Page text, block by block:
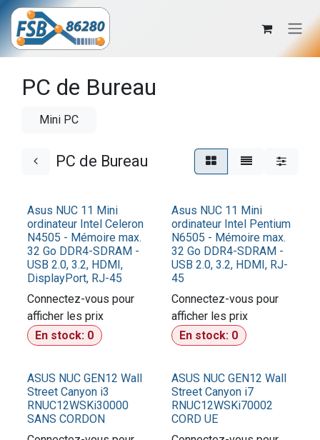
Se rendre au contenu
PC de Bureau
Mini PC
PC de Bureau
Asus NUC 11 Mini
ordinateur Intel Celeron
N4505 - Mémoire max.
32 Go DDR4-SDRAM -
USB 2.0, 3.2, HDMI,
DisplayPort, RJ-45
Connectez-vous pour
afficher les prix​
En stock: 0
Asus NUC 11 Mini
ordinateur Intel Pentium
N6505 - Mémoire max.
32 Go DDR4-SDRAM -
USB 2.0, 3.2, HDMI, RJ-
45
Connectez-vous pour
afficher les prix​
En stock: 0
ASUS NUC GEN12 Wall
Street Canyon i3
RNUC12WSKi30000
SANS CORDON
ASUS NUC GEN12 Wall
Street Canyon i7
RNUC12WSKi70002
CORD UE